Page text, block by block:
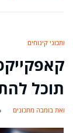
מתכוני קינוחים
תוכל
מאת בומבה מתכונים